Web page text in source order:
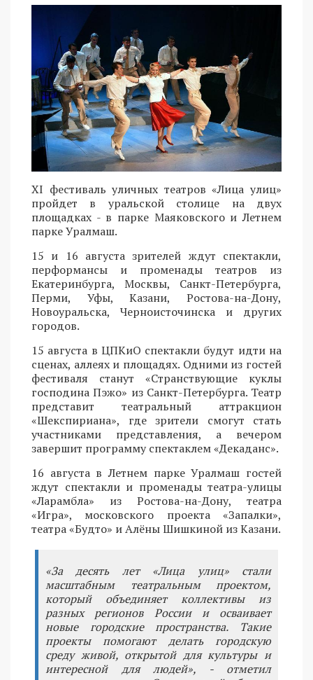
XI фестиваль уличных театров «Лица улиц»
пройдет в уральской столице на двух
площадках - в парке Маяковского и Летнем
парке Уралмаш.
15 и 16 августа зрителей ждут спектакли,
перформансы и променады театров из
Екатеринбурга, Москвы, Санкт-Петербурга,
Перми, Уфы, Казани, Ростова-на-Дону,
Новоуральска, Черноисточинска и других
городов.
15 августа в ЦПКиО спектакли будут идти на
сценах, аллеях и площадях. Одними из гостей
фестиваля станут «Странствующие куклы
господина Пэжо» из Санкт-Петербурга. Театр
представит театральный аттракцион
«Шекспириана», где зрители смогут стать
участниками представления, а вечером
завершит программу спектаклем «Декаданс».
16 августа в Летнем парке Уралмаш гостей
ждут спектакли и променады театра-улицы
«Ларамбла» из Ростова-на-Дону, театра
«Игра», московского проекта «Запалки»,
театра «Будто» и Алёны Шишкиной из Казани.
«За десять лет «Лица улиц» стали
масштабным театральным проектом,
который объединяет коллективы из
разных регионов России и осваивает
новые городские пространства. Такие
проекты помогают делать городскую
среду живой, открытой для культуры и
интересной для людей», - отметил